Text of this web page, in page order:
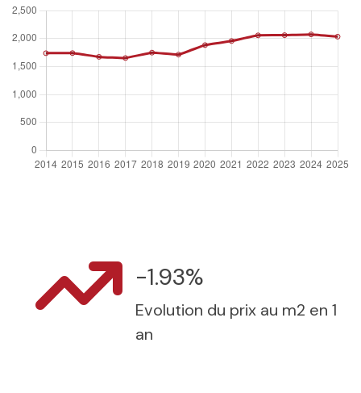
-1.93%
Evolution du prix au m2 en 1
an